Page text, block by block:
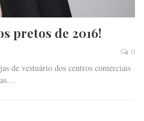
pretos de 2016!
0
de vestuário dos centros comerciais